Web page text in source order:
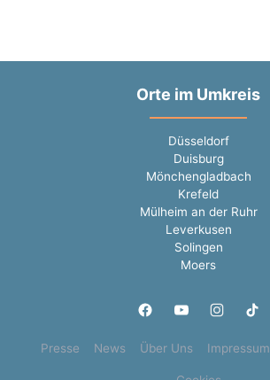
Orte im Umkreis
Düsseldorf
Duisburg
Mönchengladbach
Krefeld
Mülheim an der Ruhr
Leverkusen
Solingen
Moers
Presse News Über Uns Impressum